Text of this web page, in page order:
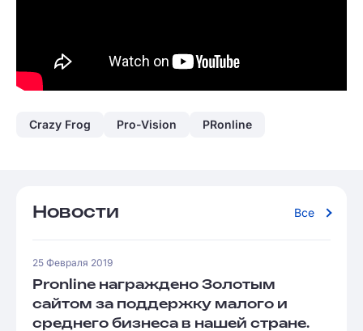
Crazy Frog Pro-Vision PRonline
Новости Все
25 Февраля 2019
Pronline награждено Золотым
сайтом за поддержку малого и
среднего бизнеса в нашей стране.